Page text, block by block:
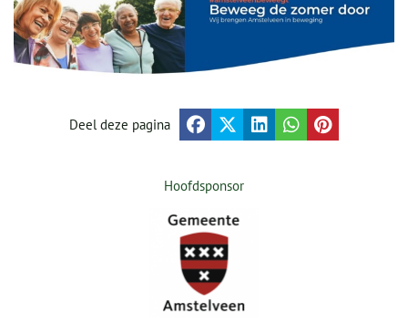
Deel deze pagina
Hoofdsponsor